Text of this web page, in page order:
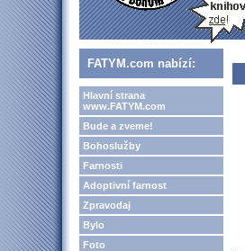
FATYM.com nabízí:
Hlavní strana
www.FATYM.com
Bude a zveme!
Bohoslužby
Farnosti
Adoptivní farnost
Zpravodaj
Bylo
Foto